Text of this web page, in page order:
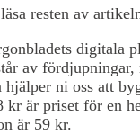
resten av
digitala
av fördjupningar,
ni oss att
är priset för en
är 59 kr.